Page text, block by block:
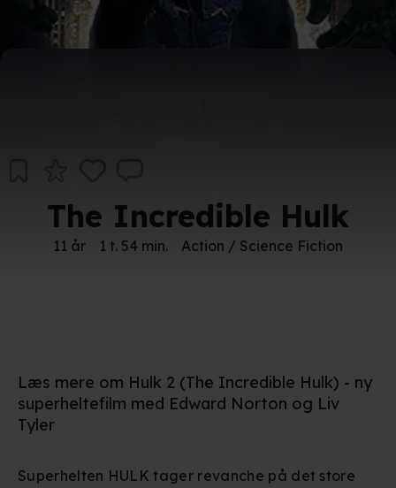
The Incredible Hulk
11 år 1 t. 54 min. Action / Science Fiction
Læs mere om Hulk 2 (The Incredible Hulk) - ny
superheltefilm med Edward Norton og Liv
Tyler
Superhelten HULK tager revanche på det store